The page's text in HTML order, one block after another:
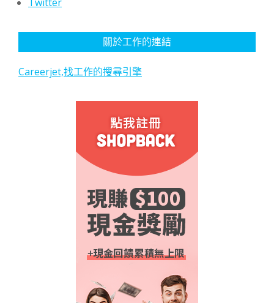
關於工作的連結
Careerjet,找工作的搜尋引擎